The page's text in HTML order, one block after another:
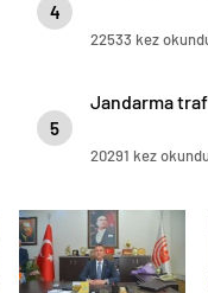
4
22533 kez
5
Jandarma
20291 kez okundu